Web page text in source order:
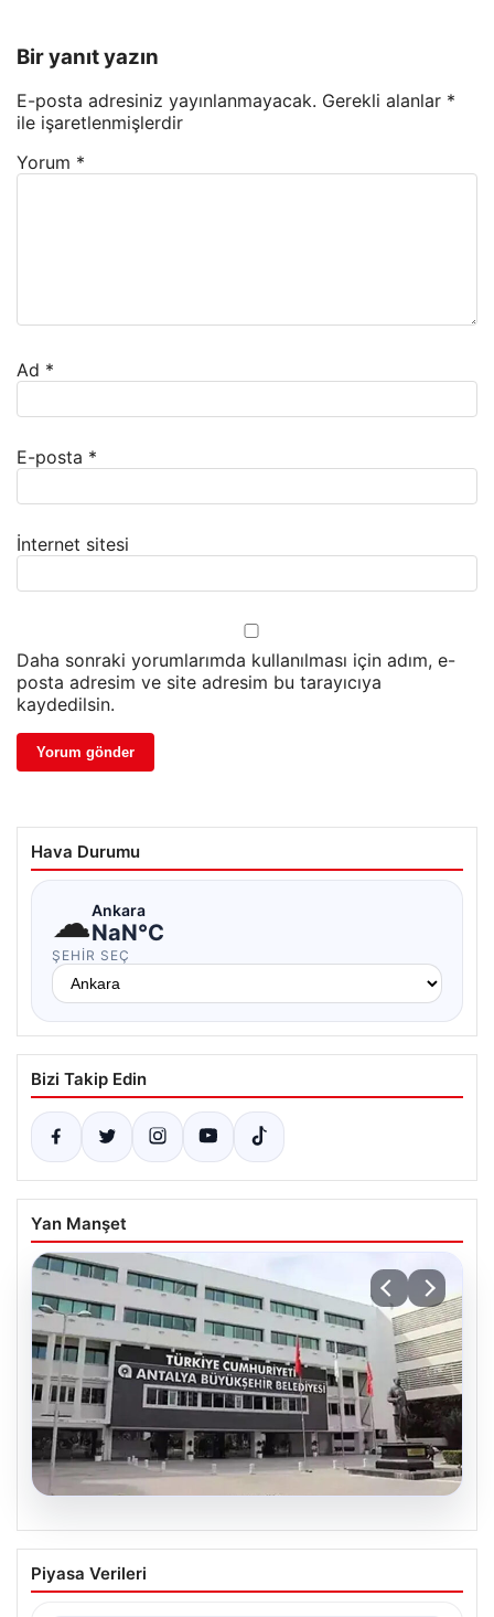
Bir yanıt yazın
E-posta adresiniz yayınlanmayacak. Gerekli alanlar *
ile işaretlenmişlerdir
Yorum *
Ad *
E-posta *
İnternet sitesi
Daha sonraki yorumlarımda kullanılması için adım, e-
posta adresim ve site adresim bu tarayıcıya
kaydedilsin.
Hava Durumu
☁Ankara
NaN°C
ŞEHIR SEÇ
Bizi Takip Edin
Yan Manşet
Antalya’daki yolsuzluk soruşturmasında
iki yeni gözaltı
Piyasa Verileri